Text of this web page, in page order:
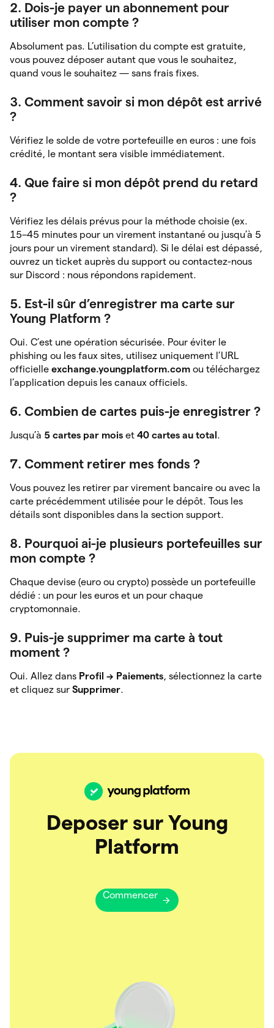
2. Dois-je payer un abonnement pour
utiliser mon compte ?
Absolument pas. L’utilisation du compte est gratuite,
vous pouvez déposer autant que vous le souhaitez,
quand vous le souhaitez — sans frais fixes.
3. Comment savoir si mon dépôt est arrivé
?
Vérifiez le solde de votre portefeuille en euros : une fois
crédité, le montant sera visible immédiatement.
4. Que faire si mon dépôt prend du retard
?
Vérifiez les délais prévus pour la méthode choisie (ex.
15–45 minutes pour un virement instantané ou jusqu’à 5
jours pour un virement standard). Si le délai est dépassé,
ouvrez un ticket auprès du support ou contactez-nous
sur Discord : nous répondons rapidement.
5. Est-il sûr d’enregistrer ma carte sur
Young Platform ?
Oui. C’est une opération sécurisée. Pour éviter le
phishing ou les faux sites, utilisez uniquement l’URL
officielle exchange.youngplatform.com ou téléchargez
l’application depuis les canaux officiels.
6. Combien de cartes puis-je enregistrer ?
Jusqu’à 5 cartes par mois et 40 cartes au total .
7. Comment retirer mes fonds ?
Vous pouvez les retirer par virement bancaire ou avec la
carte précédemment utilisée pour le dépôt. Tous les
détails sont disponibles dans la section support.
8. Pourquoi ai-je plusieurs portefeuilles sur
mon compte ?
Chaque devise (euro ou crypto) possède un portefeuille
dédié : un pour les euros et un pour chaque
cryptomonnaie.
9. Puis-je supprimer ma carte à tout
moment ?
Oui. Allez dans Profil → Paiements, sélectionnez la carte
et cliquez sur Supprimer.
Deposer sur Young
Platform
Commencer